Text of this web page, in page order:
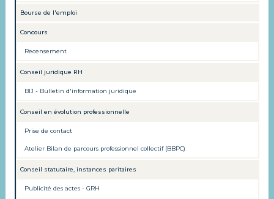
Bourse de l'emploi
Concours
Recensement
Conseil juridique RH
BIJ - Bulletin d'information juridique
Conseil en évolution professionnelle
Prise de contact
Atelier Bilan de parcours professionnel collectif (BBPC)
Conseil statutaire, instances paritaires
Publicité des actes - GRH